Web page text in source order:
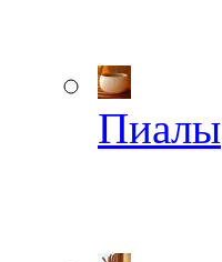
Пиалы